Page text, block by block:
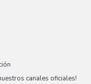
canales oficiales!